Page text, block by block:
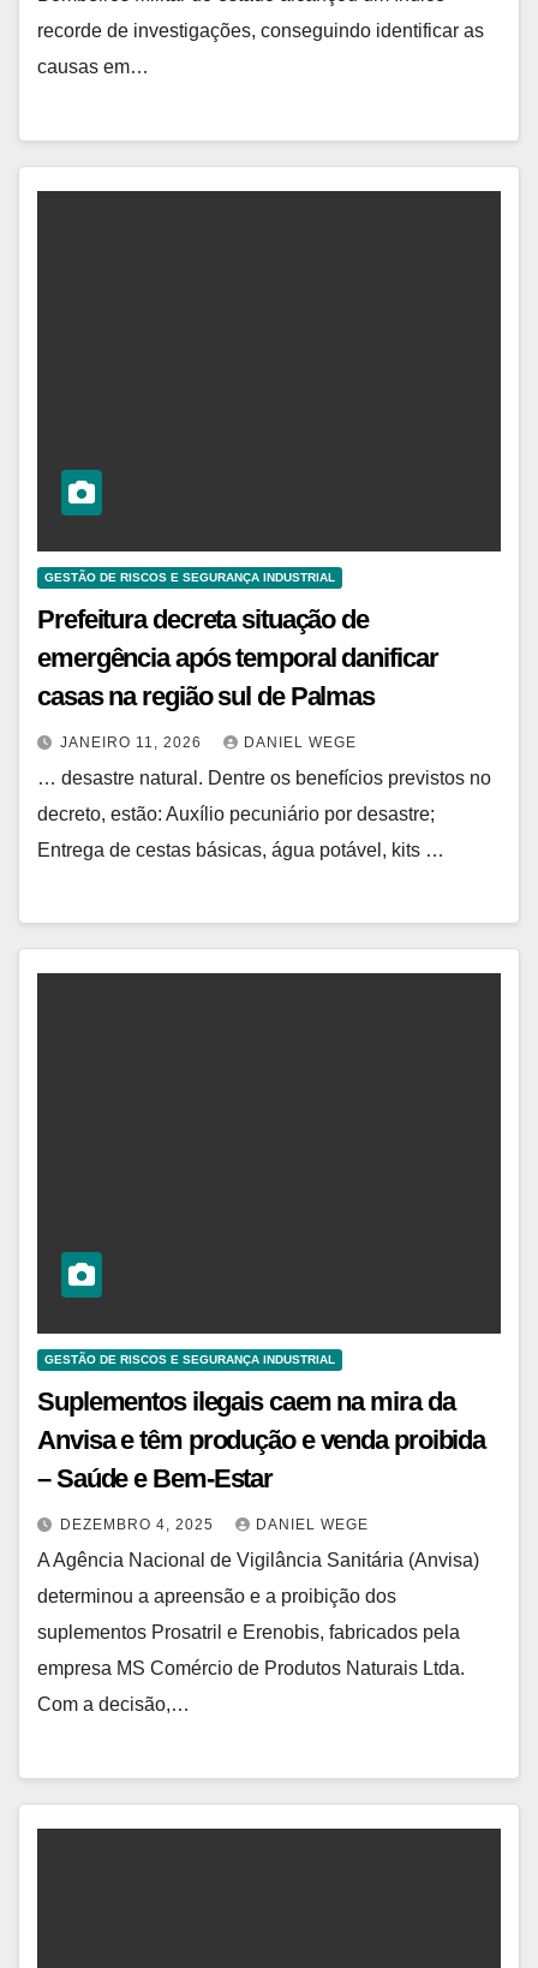
recorde de investigações, conseguindo identificar as
causas em…
GESTÃO DE RISCOS E SEGURANÇA INDUSTRIAL
Prefeitura decreta situação de
emergência após temporal danificar
casas na região sul de Palmas
JANEIRO 11, 2026 DANIEL WEGE
… desastre natural. Dentre os benefícios previstos no
decreto, estão: Auxílio pecuniário por desastre;
Entrega de cestas básicas, água potável, kits …
GESTÃO DE RISCOS E SEGURANÇA INDUSTRIAL
Suplementos ilegais caem na mira da
Anvisa e têm produção e venda proibida
– Saúde e Bem-Estar
DEZEMBRO 4, 2025 DANIEL WEGE
A Agência Nacional de Vigilância Sanitária (Anvisa)
determinou a apreensão e a proibição dos
suplementos Prosatril e Erenobis, fabricados pela
empresa MS Comércio de Produtos Naturais Ltda.
Com a decisão,…